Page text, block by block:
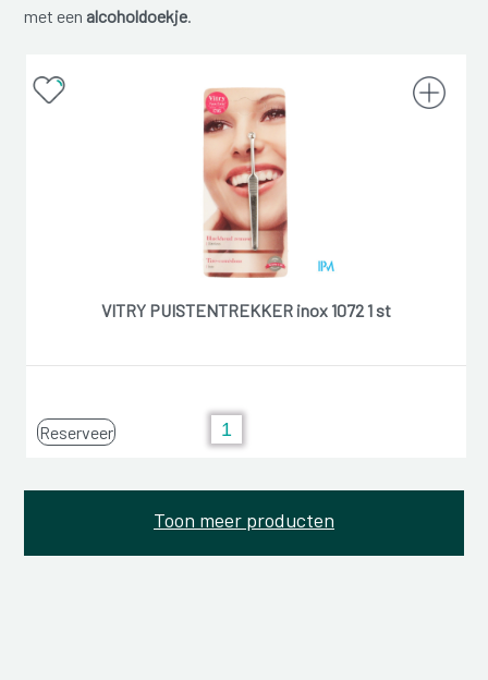
met een alcoholdoekje.
VITRY PUISTENTREKKER inox 1072 1 st
Reserveer
Toon meer producten